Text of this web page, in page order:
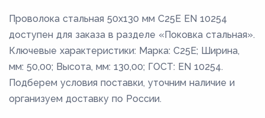
Проволока стальная 50х130 мм C25E EN 10254
доступен для заказа в разделе «Поковка стальная».
Ключевые характеристики: Марка: C25E; Ширина,
мм: 50,00; Высота, мм: 130,00; ГОСТ: EN 10254.
Подберем условия поставки, уточним наличие и
организуем доставку по России.